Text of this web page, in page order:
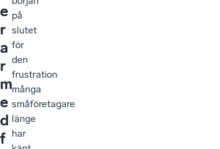
e
r
a
r
m
e
d
f
på
slutet
för
den
frustration
många
småföretagare
länge
har